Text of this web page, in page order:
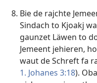
Bie de rajchte
Sindach to Kjoakj
gaunzet Läwen to
Jemeent jehieren,
waut de Schreft fa
1. Johanes 3:18).